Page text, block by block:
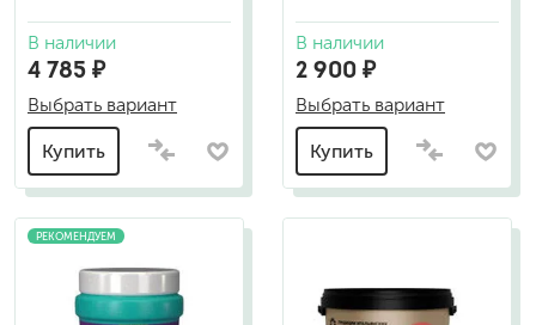
В наличии
4 785 ₽
Выбрать вариант
Купить
В наличии
2 900 ₽
Выбрать вариант
Купить
РЕКОМЕНДУЕМ